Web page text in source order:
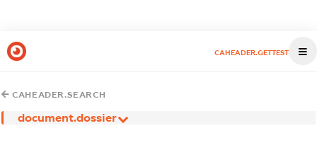
CAHEADER.GETTEST
CAHEADER.SEARCH
document.dossier